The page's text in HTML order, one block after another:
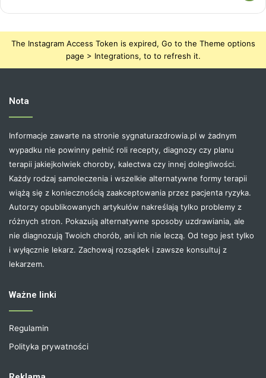
The Instagram Access Token is expired, Go to the Theme options
page > Integrations, to to refresh it.
Nota
Informacje zawarte na stronie sygnaturazdrowia.pl w żadnym
wypadku nie powinny pełnić roli recepty, diagnozy czy planu
terapii jakiejkolwiek choroby, kalectwa czy innej dolegliwości.
Każdy rodzaj samoleczenia i wszelkie alternatywne formy terapii
wiążą się z koniecznością zaakceptowania przez pacjenta ryzyka.
Autorzy opublikowanych artykułów nakreślają tylko problemy z
różnych stron. Pokazują alternatywne sposoby uzdrawiania, ale
nie diagnozują Twoich chorób, ani ich nie leczą. Od tego jest tylko
i wyłącznie lekarz. Zachowaj rozsądek i zawsze konsultuj z
lekarzem.
Ważne linki
Regulamin
Polityka prywatności